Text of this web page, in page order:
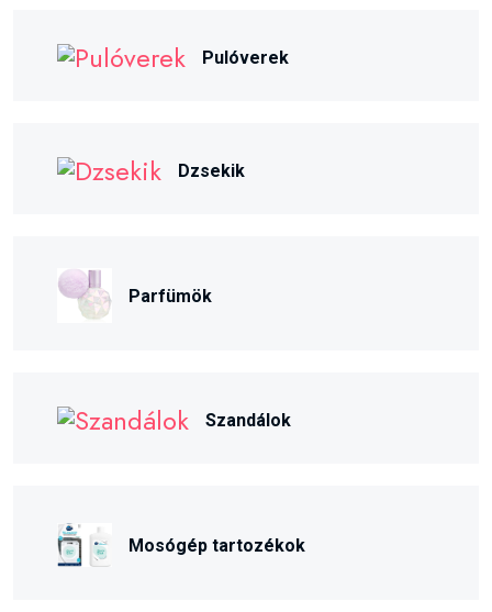
Pulóverek
Dzsekik
Parfümök
Szandálok
Mosógép tartozékok